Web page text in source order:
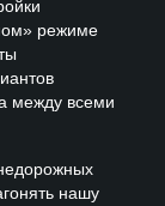
режиме
между всеми
нашу